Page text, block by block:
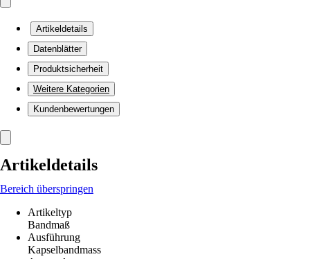
Artikeldetails
Datenblätter
Produktsicherheit
Weitere Kategorien
Kundenbewertungen
Artikeldetails
Bereich überspringen
Artikeltyp
Bandmaß
Ausführung
Kapselbandmass